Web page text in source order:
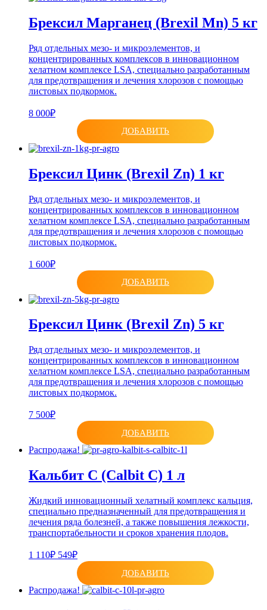
Брексил Марганец (Brexil Mn) 5 кг
Ряд отдельных мезо- и микроэлементов, и
концентрированных комплексов в инновационном
хелатном комплексе LSA, специально разработанным
для предотвращения и лечения хлорозов с помощью
листовых подкормок.
8 000₽
ДОБАВИТЬ
Брексил Цинк (Brexil Zn) 1 кг
Ряд отдельных мезо- и микроэлементов, и
концентрированных комплексов в инновационном
хелатном комплексе LSA, специально разработанным
для предотвращения и лечения хлорозов с помощью
листовых подкормок.
1 600₽
ДОБАВИТЬ
Брексил Цинк (Brexil Zn) 5 кг
Ряд отдельных мезо- и микроэлементов, и
концентрированных комплексов в инновационном
хелатном комплексе LSA, специально разработанным
для предотвращения и лечения хлорозов с помощью
листовых подкормок.
7 500₽
ДОБАВИТЬ
Распродажа!
Кальбит С (Calbit C) 1 л
Жидкий инновационный хелатный комплекс кальция,
специально предназначенный для предотвращения и
лечения ряда болезней, а также повышения лежкости,
транспортабельности и сроков хранения плодов.
1 110₽ 549₽
ДОБАВИТЬ
Распродажа!